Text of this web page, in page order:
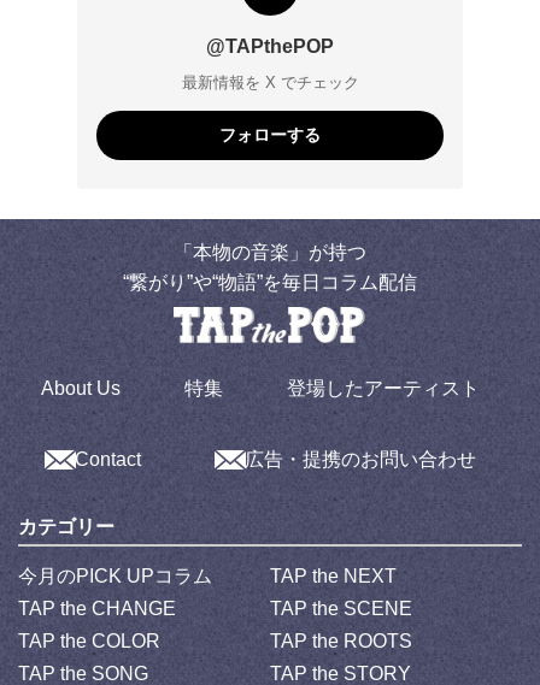
@TAPthePOP
最新情報を X でチェック
フォローする
「本物の音楽」が持つ
“繋がり”や“物語”を毎日コラム配信
About Us 特集 登場したアーティスト
Contact 広告・提携のお問い合わせ
カテゴリー
今月のPICK UPコラム
TAP the NEXT
TAP the CHANGE
TAP the SCENE
TAP the COLOR
TAP the ROOTS
TAP the SONG
TAP the STORY